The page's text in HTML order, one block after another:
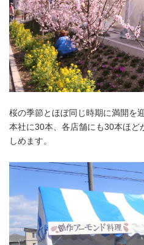
桜の季節とほぼ同じ時期に満開を
本社に30本、各店舗にも30本ほど
しめます。